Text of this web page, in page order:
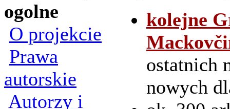
ogolne
O projekcie
Prawa
autorskie
Autorzy i
kolejne
ostatnich
nowych